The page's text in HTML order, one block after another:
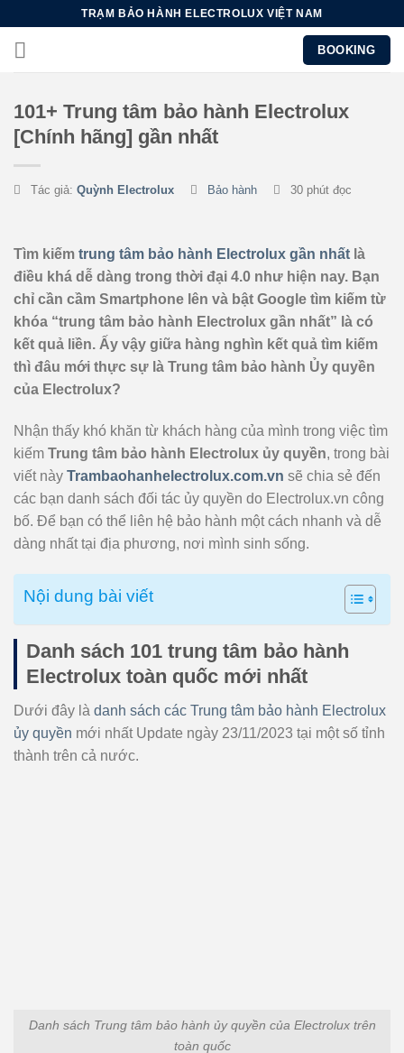
nội
TRẠM BẢO HÀNH ELECTROLUX VIỆT NAM
BOOKING
101+ Trung tâm bảo hành Electrolux
[Chính hãng] gần nhất
Tác giả: Quỳnh Electrolux Bảo hành 30 phút đọc
Tìm kiếm trung tâm bảo hành Electrolux gần nhất là
điều khá dễ dàng trong thời đại 4.0 như hiện nay. Bạn
chỉ cần cầm Smartphone lên và bật Google tìm kiếm từ
khóa “trung tâm bảo hành Electrolux gần nhất” là có
kết quả liền. Ấy vậy giữa hàng nghìn kết quả tìm kiếm
thì đâu mới thực sự là Trung tâm bảo hành Ủy quyền
của Electrolux?
Nhận thấy khó khăn từ khách hàng của mình trong việc tìm
kiếm Trung tâm bảo hành Electrolux ủy quyền, trong bài
viết này Trambaohanhelectrolux.com.vn sẽ chia sẻ đến
các bạn danh sách đối tác ủy quyền do Electrolux.vn công
bố. Để bạn có thể liên hệ bảo hành một cách nhanh và dễ
dàng nhất tại địa phương, nơi mình sinh sống.
Nội dung bài viết
Danh sách 101 trung tâm bảo hành
Electrolux toàn quốc mới nhất
Dưới đây là danh sách các Trung tâm bảo hành Electrolux
ủy quyền mới nhất Update ngày 23/11/2023 tại một số tỉnh
thành trên cả nước.
Danh sách Trung tâm bảo hành ủy quyền của Electrolux trên
toàn quốc